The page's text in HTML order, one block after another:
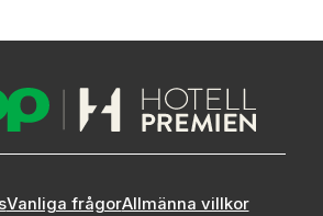
Vanliga frågorAllmänna villkor